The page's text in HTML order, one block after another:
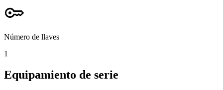
key
Número de llaves
1
Equipamiento de serie